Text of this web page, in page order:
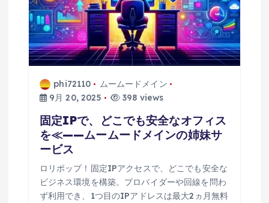
phi72110
ムームードメイン
9月 20, 2025
398 views
固定IPで、どこでも安全なオフィス
を≪——ムームードメインの姉妹サ
ービス
ロリポップ！固定IPアクセスで、どこでも安全な
ビジネス環境を構築。プロバイダーや回線を問わ
ず利用でき、1つ目のIPアドレスは最大2ヵ月無料